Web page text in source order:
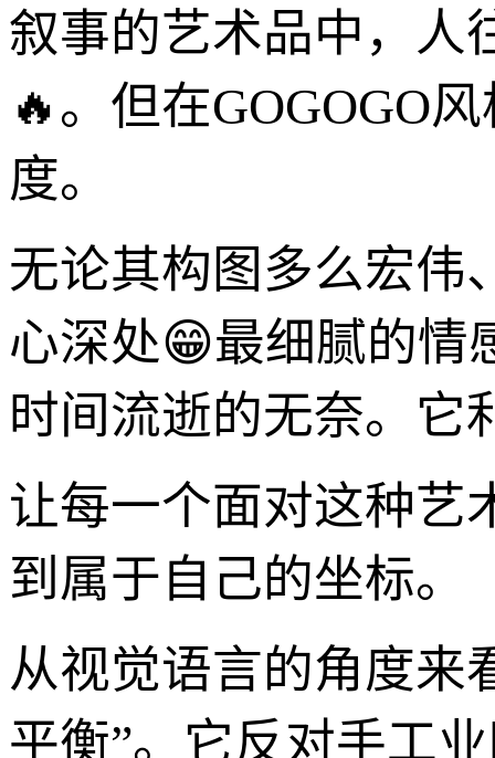
叙事的艺术品中，人
🔥。但在GOGOGO
度。
无论其构图多么宏伟
心深处😁最细腻的情
时间流逝的无奈。它
让每一个面对这种艺
到属于自己的坐标。
从视觉语言的角度来
平衡”。它反对手工